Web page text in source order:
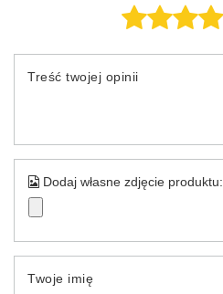
Treść twojej opinii
Dodaj własne zdjęcie produktu:
Twoje imię